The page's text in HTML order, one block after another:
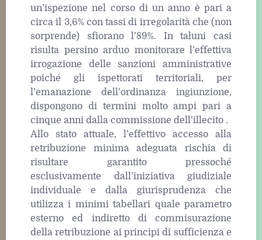
un’ispezione nel corso di un anno è pari a
circa il 3,6% con tassi di irregolarità che (non
sorprende) sfiorano l’89%. In taluni casi
risulta persino arduo monitorare l’effettiva
irrogazione delle sanzioni amministrative
poiché gli ispettorati territoriali, per
l’emanazione dell’ordinanza ingiunzione,
dispongono di termini molto ampi pari a
cinque anni dalla commissione dell’illecito .
Allo stato attuale, l’effettivo accesso alla
retribuzione minima adeguata rischia di
risultare garantito pressoché
esclusivamente dall’iniziativa giudiziale
individuale e dalla giurisprudenza che
utilizza i minimi tabellari quale parametro
esterno ed indiretto di commisurazione
della retribuzione ai principi di sufficienza e